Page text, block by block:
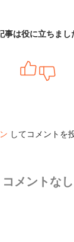
事は役に立ちまし
してコメントを
コメントなし